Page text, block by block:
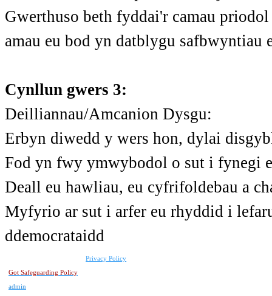
Gwerthuso beth fyddai'r camau
amau eu bod yn datblygu safbwyntiau
Cynllun gwers 3:
Deilliannau/Amcanion Dysgu:
Erbyn diwedd y wers hon, dylai
Fod yn fwy ymwybodol o sut i fynegi
Deall eu hawliau, eu cyfrifoldebau a
Myfyrio ar sut i arfer eu rhyddid i
ddemocrataidd
Privacy Policy
Got Safeguarding Policy
admin